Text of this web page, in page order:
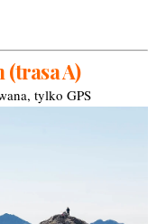
(trasa A)
tylko GPS